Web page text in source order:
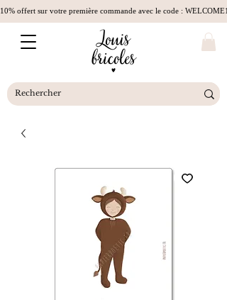
10% offert sur votre première commande avec le code :